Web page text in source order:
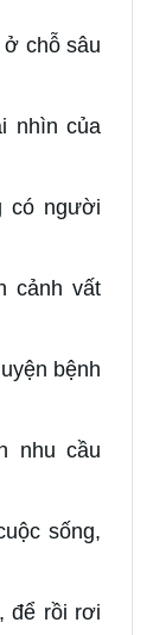
chỗ sâu
nhìn của
có người
cảnh vất
bệnh
nhu cầu
sống,
để rồi rơi